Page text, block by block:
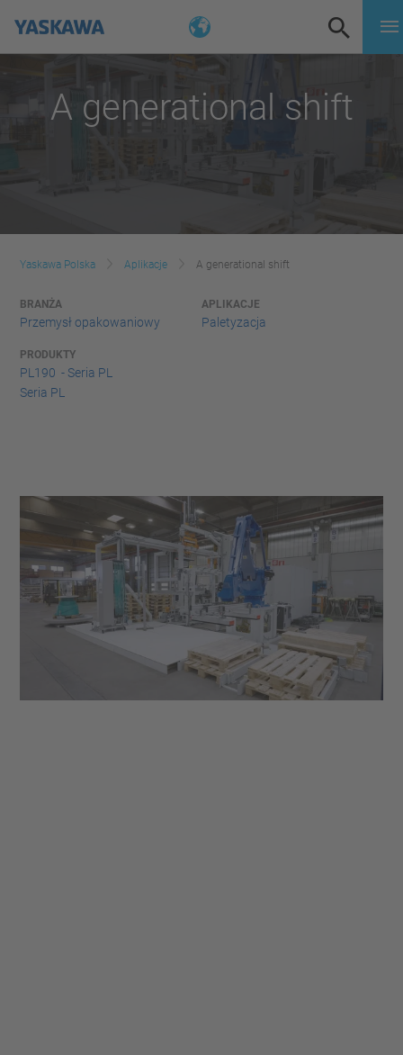
A generational shift
Yaskawa Polska Aplikacje A generational shift
BRANŻA
Przemysł opakowaniowy
APLIKACJE
Paletyzacja
PRODUKTY
PL190 - Seria PL
Seria PL